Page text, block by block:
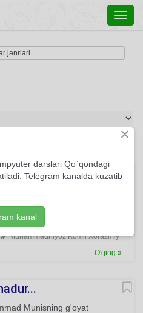
janrlari
sharmsorlig‘...
olam va odam haqidagi
qobiqqa solib beradi.
Muhammadniyoz Komil Xorazmiy
O'qing
Munisning g'oyat
×
darslari Qo`qondagi
Telegram kanalda kuzatib
kanal